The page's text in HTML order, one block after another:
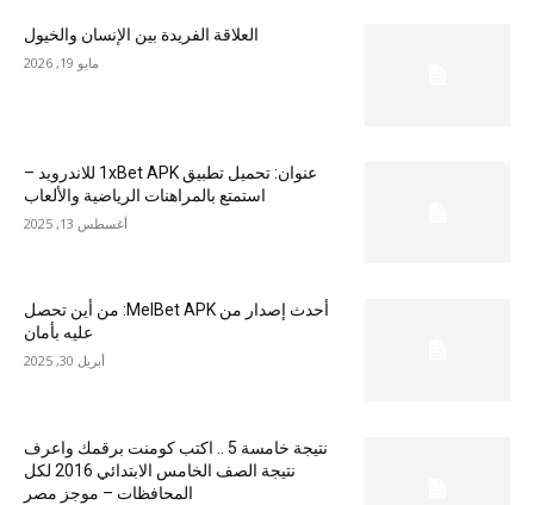
العلاقة الفريدة بين الإنسان والخيول
مايو 19, 2026
عنوان: تحميل تطبيق 1xBet APK للاندرويد –
استمتع بالمراهنات الرياضية والألعاب
أغسطس 13, 2025
أحدث إصدار من MelBet APK: من أين تحصل
عليه بأمان
أبريل 30, 2025
نتيجة خامسة 5 .. اكتب كومنت برقمك واعرف
نتيجة الصف الخامس الابتدائي 2016 لكل
المحافظات – موجز مصر